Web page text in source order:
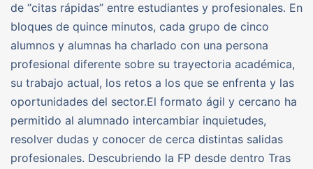
de “citas rápidas” entre estudiantes y profesionales. En
bloques de quince minutos, cada grupo de cinco
alumnos y alumnas ha charlado con una persona
profesional diferente sobre su trayectoria académica,
su trabajo actual, los retos a los que se enfrenta y las
oportunidades del sector.El formato ágil y cercano ha
permitido al alumnado intercambiar inquietudes,
resolver dudas y conocer de cerca distintas salidas
profesionales. Descubriendo la FP desde dentro Tras